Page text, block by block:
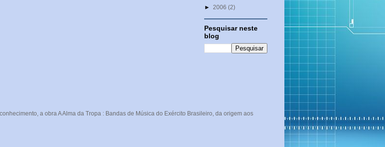
► 2006 (2)
Pesquisar neste
blog
a obra A Alma da Tropa : Bandas de Música do Exército Brasileiro, da origem aos